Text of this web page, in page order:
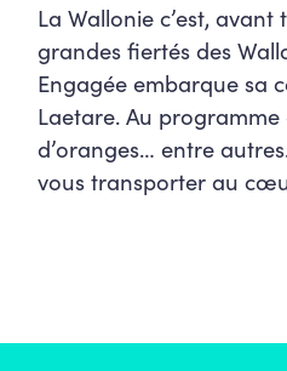
La Wallonie c’est,
grandes fiertés des
Engagée embarque sa
Laetare. Au
d’oranges… entre
vous transporter au